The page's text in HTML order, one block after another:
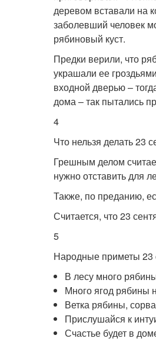
деревом вставали на
заболевший человек
рябиновый куст.
Предки верили, что
украшали ее
входной дверью –
дома – так пытались
4
Что нельзя делать 23
Грешным делом
нужно отставить для
Также, по преданию,
Считается, что 23
5
Народные приметы 23
В лесу много
Много ягод рябины
Ветка рябины,
Прислушайся к
Счастье будет в